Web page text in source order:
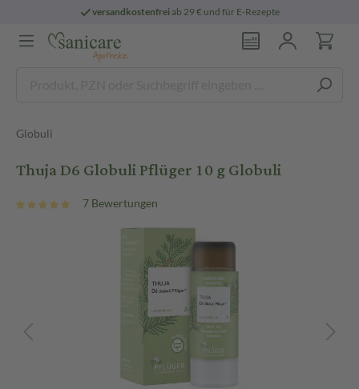
versandkostenfreiab 29 € und für E-Rezepte
Globuli
Thuja D6 Globuli Pflüger 10 g Globuli
7 Bewertungen